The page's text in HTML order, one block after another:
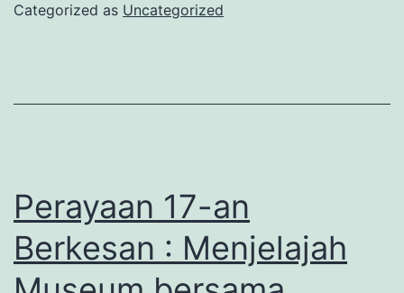
Categorized as Uncategorized
Perayaan 17-an
Berkesan : Menjelajah